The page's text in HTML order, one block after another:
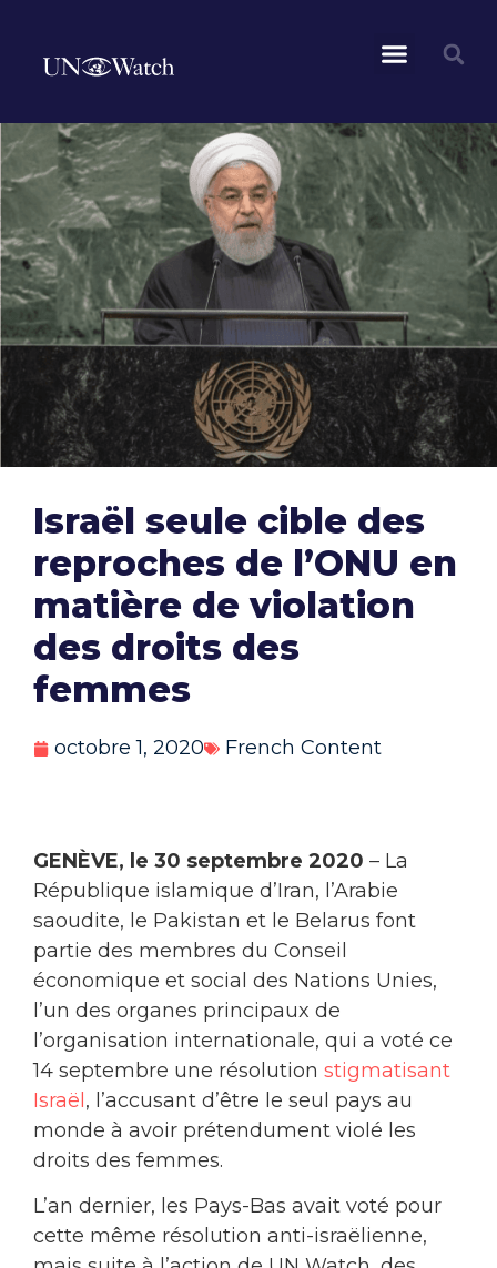
Israël seule cible des
reproches de l’ONU en
matière de violation
des droits des
femmes
octobre 1, 2020 French Content
GENÈVE, le 30 septembre 2020 – La
République islamique d’Iran, l’Arabie
saoudite, le Pakistan et le Belarus font
partie des membres du Conseil
économique et social des Nations Unies,
l’un des organes principaux de
l’organisation internationale, qui a voté ce
14 septembre une résolution stigmatisant
Israël , l’accusant d’être le seul pays au
monde à avoir prétendument violé les
droits des femmes.
L’an dernier, les Pays-Bas avait voté pour
cette même résolution anti-israëlienne,